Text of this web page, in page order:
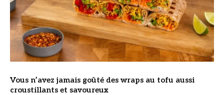
Vous n’avez jamais goûté des wraps au tofu aussi
croustillants et savoureux